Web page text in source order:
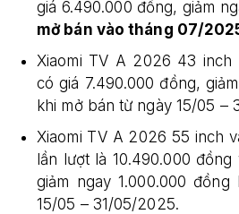
giá 6.490.000 đồng, giảm
mở bán vào tháng 07/
Xiaomi TV A 2026 43
có giá 7.490.000 đồng,
khi mở bán từ ngày 15/05 –
Xiaomi TV A 2026 55 inch
lần lượt là 10.490.000 đồng
giảm ngay 1.000.000
15/05 – 31/05/2025.